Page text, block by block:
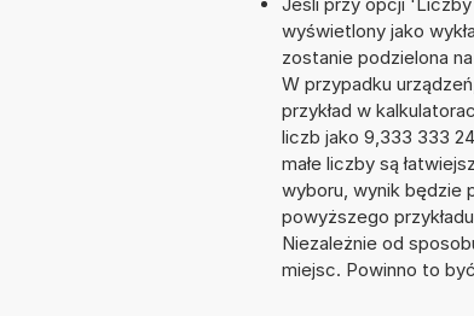
wyświetlony jako
zostanie podzielona
W przypadku
przykład w
liczb jako 9,333 333
małe liczby są
wyboru, wynik będzie
powyższego
Niezależnie od
miejsc. Powinno to